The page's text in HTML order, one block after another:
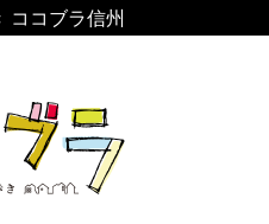
ココブラ信州